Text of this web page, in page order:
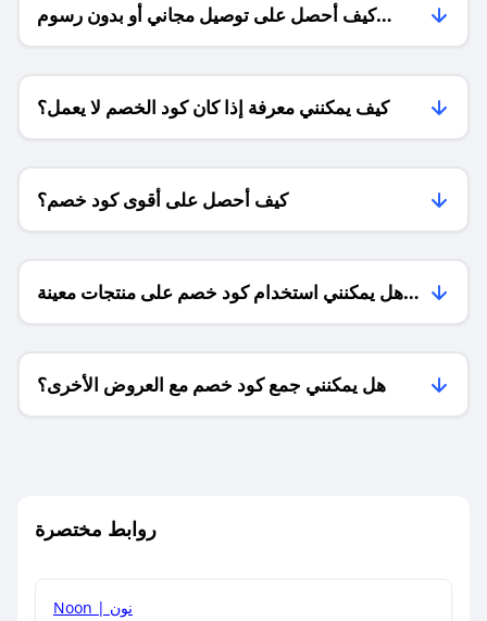
كيف أحصل على توصيل مجاني أو بدون رسوم
الشحن ؟
كيف يمكنني معرفة إذا كان كود الخصم لا يعمل؟
كيف أحصل على أقوى كود خصم؟
هل يمكنني استخدام كود خصم على منتجات معينة
فقط؟
هل يمكنني جمع كود خصم مع العروض الأخرى؟
روابط مختصرة
Noon | نون